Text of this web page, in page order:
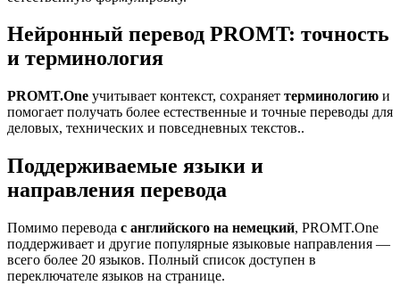
Нейронный перевод PROMT: точность
и терминология
PROMT.One учитывает контекст, сохраняет терминологию и
помогает получать более естественные и точные переводы для
деловых, технических и повседневных текстов..
Поддерживаемые языки и
направления перевода
Помимо перевода с английского на немецкий, PROMT.One
поддерживает и другие популярные языковые направления —
всего более 20 языков. Полный список доступен в
переключателе языков на странице.